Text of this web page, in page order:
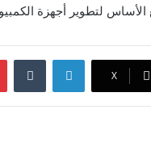
لتطوير أجهزة
‫X
لينكدإن